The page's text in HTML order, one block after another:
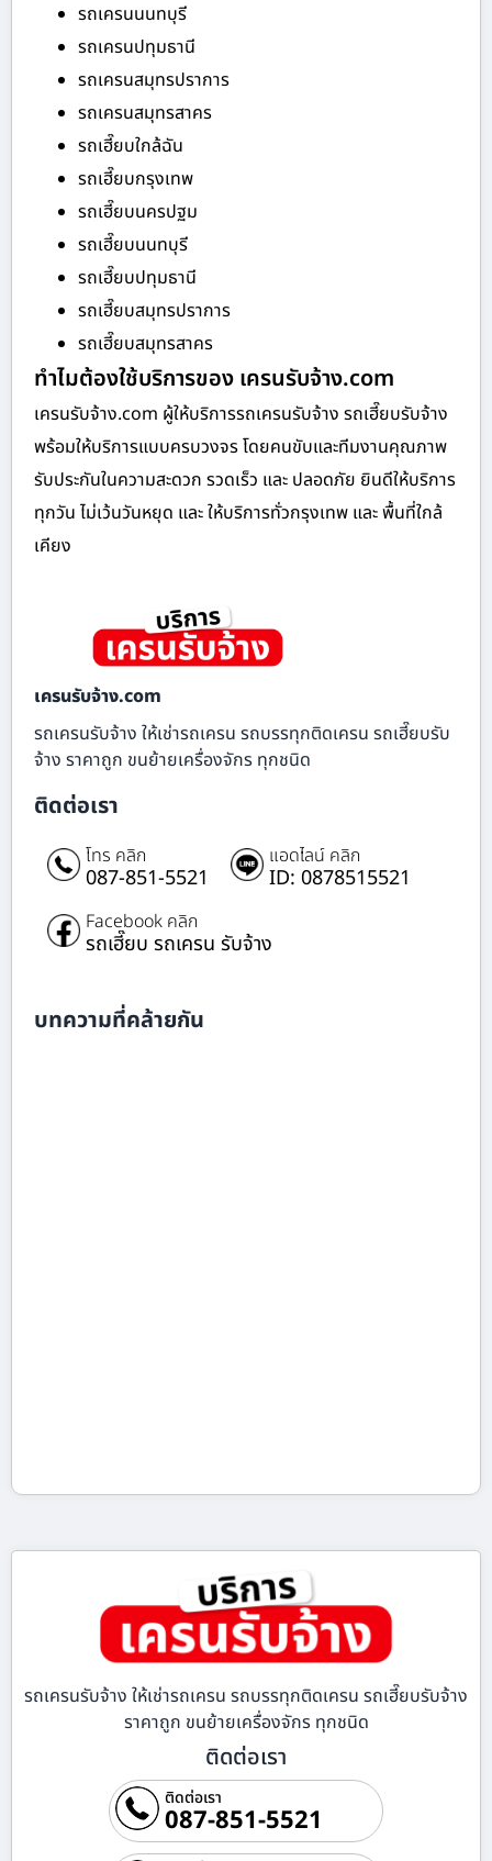
รถเครนนนทบุรี
รถเครนปทุมธานี
รถเครนสมุทรปราการ
รถเครนสมุทรสาคร
รถเฮี๊ยบใกล้ฉัน
รถเฮี๊ยบกรุงเทพ
รถเฮี๊ยบนครปฐม
รถเฮี๊ยบนนทบุรี
รถเฮี๊ยบปทุมธานี
รถเฮี๊ยบสมุทรปราการ
รถเฮี๊ยบสมุทรสาคร
ทำไมต้องใช้บริการของ เครนรับจ้าง.com
เครนรับจ้าง.com ผู้ให้บริการรถเครนรับจ้าง รถเฮี๊ยบรับจ้าง
พร้อมให้บริการแบบครบวงจร โดยคนขับและทีมงานคุณภาพ
รับประกันในความสะดวก รวดเร็ว และ ปลอดภัย ยินดีให้บริการ
ทุกวัน ไม่เว้นวันหยุด และ ให้บริการทั่วกรุงเทพ และ พื้นที่ใกล้
เคียง
เครนรับจ้าง.com
รถเครนรับจ้าง ให้เช่ารถเครน รถบรรทุกติดเครน รถเฮี๊ยบรับ
จ้าง ราคาถูก ขนย้ายเครื่องจักร ทุกชนิด
ติดต่อเรา
โทร คลิก
087-851-5521
แอดไลน์ คลิก
ID: 0878515521
Facebook คลิก
รถเฮี๊ยบ รถเครน รับจ้าง
บทความที่คล้ายกัน
รถเครนรับจ้าง ให้เช่ารถเครน รถบรรทุกติดเครน รถเฮี๊ยบรับจ้าง
ราคาถูก ขนย้ายเครื่องจักร ทุกชนิด
ติดต่อเรา
ติดต่อเรา
087-851-5521